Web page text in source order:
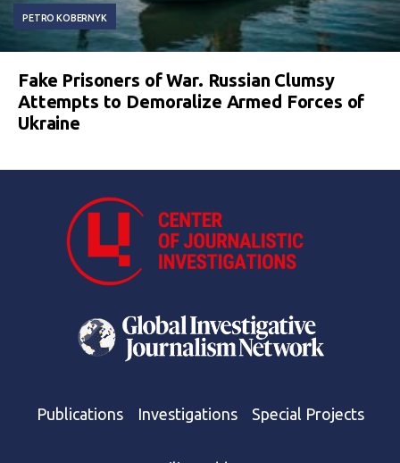
PETRO KOBERNYK
Fake Prisoners of War. Russian Clumsy
Attempts to Demoralize Armed Forces of
Ukraine
Publications Investigations Special Projects